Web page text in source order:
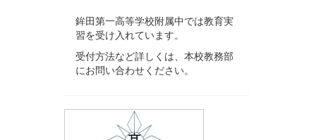
鉾田第一高等学校附属中では教育実
習を受け入れています。
受付方法など詳しくは、本校教務部
にお問い合わせください。